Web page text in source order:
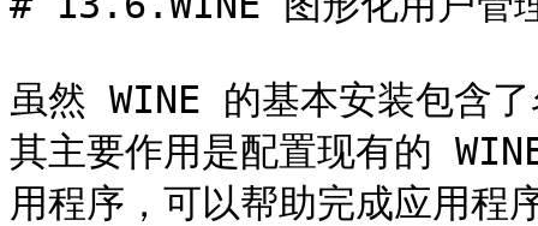
虽然 WINE 的基本安装包
其主要作用是配置现有的
用程序，可以帮助完成应用